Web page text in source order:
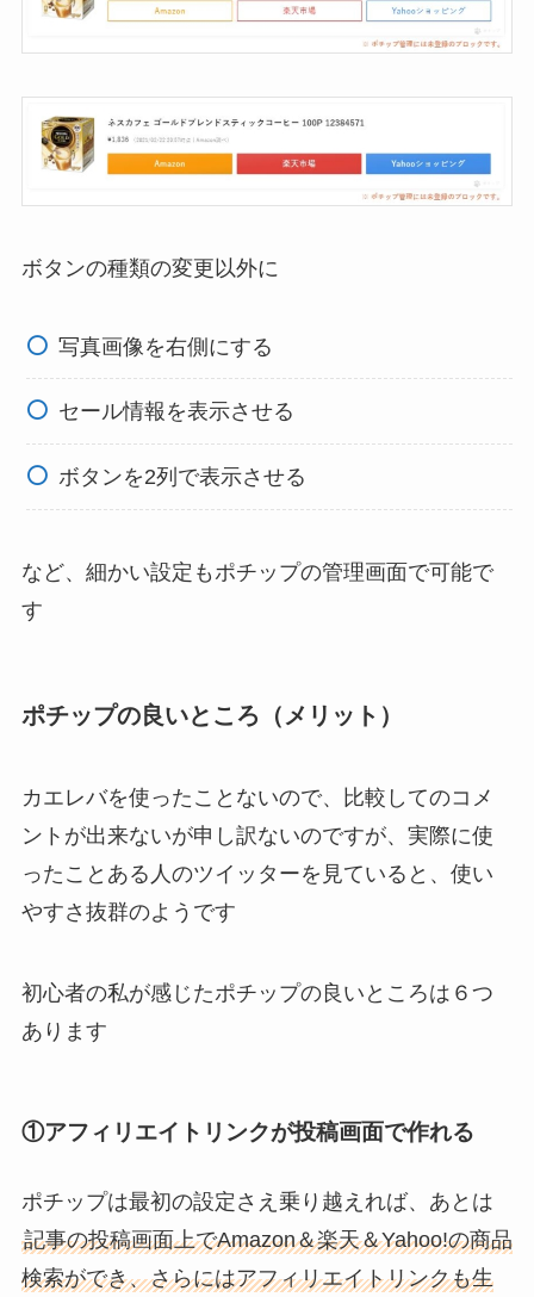
ボタンの種類の変更以外に
写真画像を右側にする
セール情報を表示させる
ボタンを2列で表示させる
など、細かい設定もポチップの管理画面で可能で
す
ポチップの良いところ（メリット）
カエレバを使ったことないので、比較してのコメ
ントが出来ないが申し訳ないのですが、実際に使
ったことある人のツイッターを見ていると、使い
やすさ抜群のようです
初心者の私が感じたポチップの良いところは６つ
あります
①アフィリエイトリンクが投稿画面で作れる
ポチップは最初の設定さえ乗り越えれば、あとは
記事の投稿画面上でAmazon＆楽天＆Yahoo!の商品
検索ができ、さらにはアフィリエイトリンクも生